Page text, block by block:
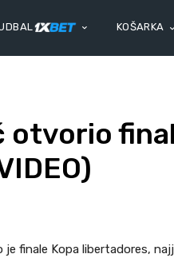
KOŠARKA
otvorio
finale Kopa libertadores,